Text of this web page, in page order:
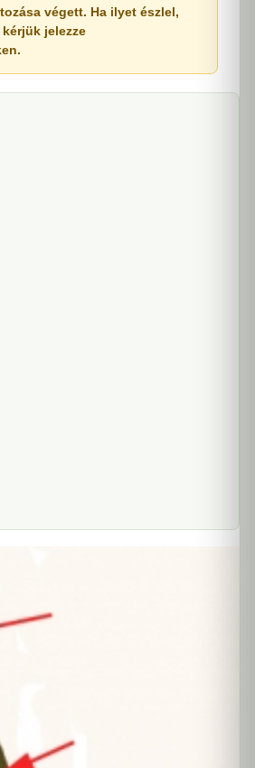
végett. Ha ilyet észlel,
jelezze